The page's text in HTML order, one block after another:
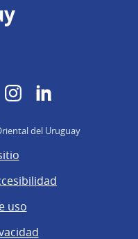
Instagram
del Uruguay
uso